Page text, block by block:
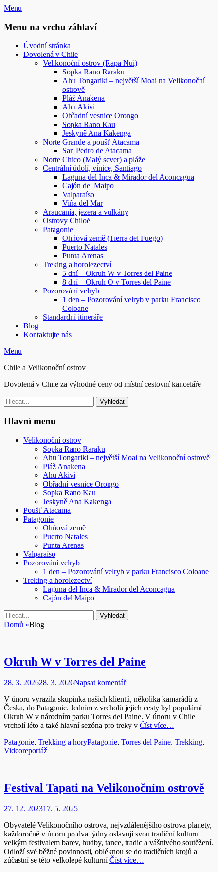
Přejít
obsahu
Menu
Menu na vrchu záhlaví
Úvodní stránka
Dovolená v Chile
Velikonoční ostrov (Rapa Nui)
Sopka Rano Raraku
Ahu Tongariki – největší Moai na Velikonoční
ostrově
Pláž Anakena
Ahu Akivi
Obřadní vesnice Orongo
Sopka Rano Kau
Jeskyně Ana Kakenga
Norte Grande a poušť Atacama
San Pedro de Atacama
Norte Chico (Malý sever) a pláže
Centrální údolí, vinice, Santiago
Laguna del Inca & Mirador del Aconcagua
Cajón del Maipo
Valparaíso
Viña del Mar
Araucanía, jezera a vulkány
Ostrovy Chiloé
Patagonie
Ohňová země (Tierra del Fuego)
Puerto Natales
Punta Arenas
Treking a horolezectví
5 dní – Okruh W v Torres del Paine
8 dní – Okruh O v Torres del Paine
Pozorování velryb
1 den – Pozorování velryb v parku Francisco
Coloane
Standardní itineráře
Blog
Kontaktujte nás
E-
Telefon
Menu
Chile a Velikonoční ostrov
Dovolená v Chile za výhodné ceny od místní cestovní kanceláře
Hledat:
Hlavní menu
Velikonoční ostrov
Sopka Rano Raraku
Ahu Tongariki – největší Moai na Velikonoční ostrově
Pláž Anakena
Ahu Akivi
Obřadní vesnice Orongo
Sopka Rano Kau
Jeskyně Ana Kakenga
Poušť Atacama
Patagonie
Ohňová země
Puerto Natales
Punta Arenas
Valparaíso
Pozorování velryb
1 den – Pozorování velryb v parku Francisco Coloane
Treking a horolezectví
Laguna del Inca & Mirador del Aconcagua
Cajón del Maipo
Vyhledávání
Hledat:
Domů »Blog
Okruh W v Torres del Paine
Publikováno
28. 3. 202628. 3. 2026Napsat komentář
V únoru vyrazila skupinka našich klientů, několika kamarádů z
Česka, do Patagonie. Jedním z vrcholů jejich cesty byl populární
Okruh W v národním parku Torres del Paine. V únoru v Chile
vrcholí léto a také hlavní sezóna pro treky v Číst více…
Rubriky
Patagonie, Trekking a horyŠtítky
Patagonie, Torres del Paine, Trekking,
Videoreportáž
Festival Tapati na Velikonočním ostrově
Publikováno
27. 12. 202317. 5. 2025
Obyvatelé Velikonočního ostrova, nejvzdálenějšího ostrova planety,
každoročně v únoru po dva týdny oslavují svou tradiční kulturu
velkým festivalem barev, hudby, tance, tradic a vášnivého soutěžení.
Odloží své běžné povinnosti, obléknou se do tradičních krojů a
zúčastní se této velkolepé kulturníČíst více…